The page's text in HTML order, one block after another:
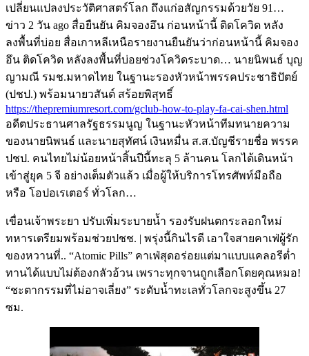
เปลี่ยนแปลงประวัติศาสตร์โลก ถึงแก่อสัญกรรมด้วยวัย 91…
ข่าว 2 วัน ago สื่อยืนยัน คิมจองอึน ก่อนหน้านี้ ติดโควิด หลัง
ลงพื้นที่บ่อย สื่อเกาหลีเหนือรายงานยืนยันว่าก่อนหน้านี้ คิมจอง
อึน ติดโควิด หลังลงพื้นที่บ่อยช่วงโควิดระบาด… นายนิพนธ์ บุญ
ญามณี รมช.มหาดไทย ในฐานะรองหัวหน้าพรรคประชาธิปัตย์
(ปชป.) พร้อมนายวสันต์ สร้อยพิสุทธิ์
https://thepremiumresort.com/gclub-how-to-play-fa-cai-shen.html
อดีตประธานศาลรัฐธรรมนูญ ในฐานะหัวหน้าทีมทนายความ
ของนายนิพนธ์ และนายสุทัศน์ เงินหมื่น ส.ส.บัญชีรายชื่อ พรรค
ปชป. คนไทยไม่น้อยหน้าสิ้นปีนี้ทะลุ 5 ล้านคน โลกได้เดินหน้า
เข้าสู่ยุค 5 จี อย่างเต็มตัวแล้ว เมื่อผู้ให้บริการโทรศัพท์มือถือ
หรือ โอปอเรเตอร์ ทั่วโลก…
เขื่อนเจ้าพระยา ปรับเพิ่มระบายน้ำ รองรับฝนตกระลอกใหม่
ทหารเตรียมพร้อมช่วยปชช. | พรุ่งนี้กินไรดี เอาใจสายคาเฟ่ผู้รัก
ของหวานที่.. “Atomic Pills” คาเฟ่สุดอร่อยแต่มาแบบแคลอรีต่ำ
ทานได้แบบไม่ต้องกลัวอ้วน เพราะทุกจานถูกเลือกโดยคุณหมอ!
“ชะตากรรมที่ไม่อาจเลี่ยง” ระดับน้ำทะเลทั่วโลกจะสูงขึ้น 27
ซม.